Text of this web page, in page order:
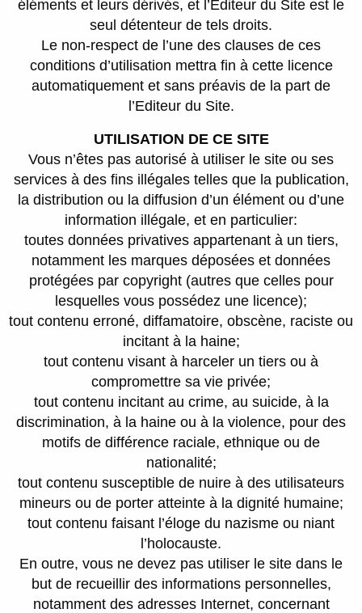
éléments et leurs dérivés, et l’Editeur du Site est le
seul détenteur de tels droits.
Le non-respect de l’une des clauses de ces
conditions d’utilisation mettra fin à cette licence
automatiquement et sans préavis de la part de
l’Editeur du Site.
UTILISATION DE CE SITE
Vous n’êtes pas autorisé à utiliser le site ou ses
services à des fins illégales telles que la publication,
la distribution ou la diffusion d’un élément ou d’une
information illégale, et en particulier:
toutes données privatives appartenant à un tiers,
notamment les marques déposées et données
protégées par copyright (autres que celles pour
lesquelles vous possédez une licence);
tout contenu erroné, diffamatoire, obscène, raciste ou
incitant à la haine;
tout contenu visant à harceler un tiers ou à
compromettre sa vie privée;
tout contenu incitant au crime, au suicide, à la
discrimination, à la haine ou à la violence, pour des
motifs de différence raciale, ethnique ou de
nationalité;
tout contenu susceptible de nuire à des utilisateurs
mineurs ou de porter atteinte à la dignité humaine;
tout contenu faisant l’éloge du nazisme ou niant
l’holocauste.
En outre, vous ne devez pas utiliser le site dans le
but de recueillir des informations personnelles,
notamment des adresses Internet, concernant